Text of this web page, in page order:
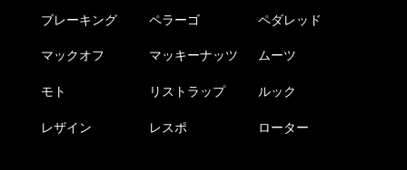
ブレーキング ペラーゴ ペダレッド
マックオフ マッキーナッツ ムーツ
モト リストラップ ルック
レザイン レスポ ローター